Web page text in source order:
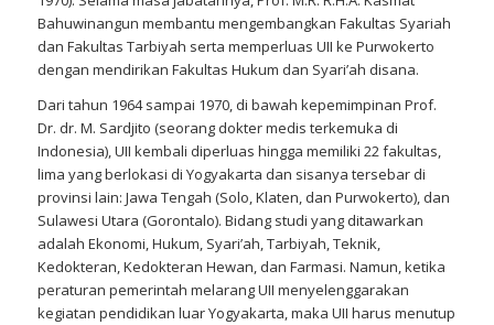
Bahuwinangun membantu mengembangkan Fakultas Syariah
dan Fakultas Tarbiyah serta memperluas UII ke Purwokerto
dengan mendirikan Fakultas Hukum dan Syari’ah disana.
Dari tahun 1964 sampai 1970, di bawah kepemimpinan Prof.
Dr. dr. M. Sardjito (seorang dokter medis terkemuka di
Indonesia), UII kembali diperluas hingga memiliki 22 fakultas,
lima yang berlokasi di Yogyakarta dan sisanya tersebar di
provinsi lain: Jawa Tengah (Solo, Klaten, dan Purwokerto), dan
Sulawesi Utara (Gorontalo). Bidang studi yang ditawarkan
adalah Ekonomi, Hukum, Syari’ah, Tarbiyah, Teknik,
Kedokteran, Kedokteran Hewan, dan Farmasi. Namun, ketika
peraturan pemerintah melarang UII menyelenggarakan
kegiatan pendidikan luar Yogyakarta, maka UII harus menutup